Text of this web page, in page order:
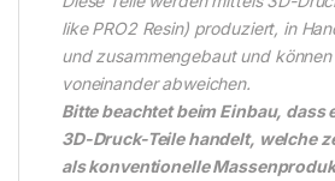
like PRO2 Resin) produziert, in
und zusammengebaut und können
voneinander abweichen.
Bitte beachtet beim Einbau, dass
3D-Druck-Teile handelt, welche
als konventionelle